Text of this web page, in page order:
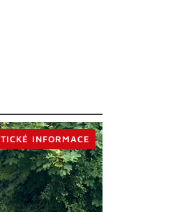
INFORMACE